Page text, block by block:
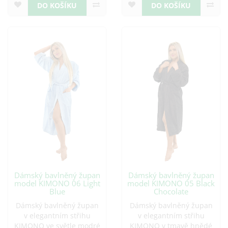
DO KOŠÍKU DO KOŠÍKU
Dámský bavlněný župan
model KIMONO 06 Light
Blue
Dámský bavlněný župan
v elegantním střihu
KIMONO ve světle modré
Dámský bavlněný župan
model KIMONO 05 Black
Chocolate
Dámský bavlněný župan
v elegantním střihu
KIMONO v tmavě hnědé